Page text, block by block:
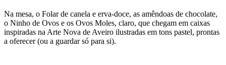
Na mesa, o Folar de canela e erva-doce, as amêndoas de chocolate,
o Ninho de Ovos e os Ovos Moles, claro, que chegam em caixas
inspiradas na Arte Nova de Aveiro ilustradas em tons pastel, prontas
a oferecer (ou a guardar só para si).